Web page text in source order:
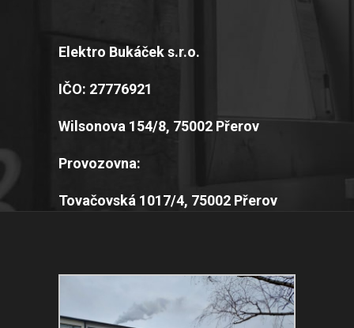
Elektro Bukáček s.r.o.
IČO: 27776921
Wilsonova 154/8, 75002 Přerov
Provozovna:
Tovačovská 1017/4, 75002 Přerov